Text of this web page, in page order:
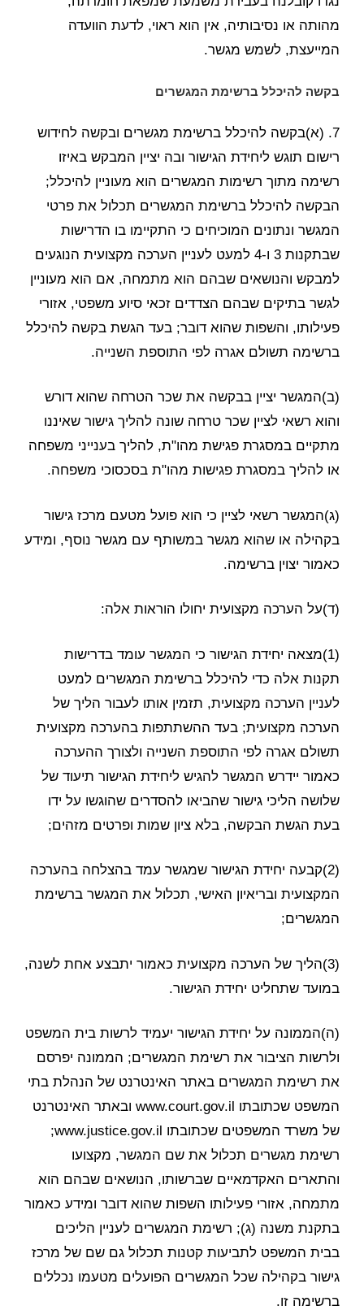
מהותה או נסיבותיה, אין הוא ראוי, לדעת הוועדה
המייעצת, לשמש מגשר.
בקשה להיכלל ברשימת המגשרים
7. (א)בקשה להיכלל ברשימת מגשרים ובקשה לחידוש
רישום תוגש ליחידת הגישור ובה יציין המבקש באיזו
רשימה מתוך רשימות המגשרים הוא מעוניין להיכלל;
הבקשה להיכלל ברשימת המגשרים תכלול את פרטי
המגשר ונתונים המוכיחים כי התקיימו בו הדרישות
שבתקנות 3 ו-4 למעט לעניין הערכה מקצועית הנוגעים
למבקש והנושאים שבהם הוא מתמחה, אם הוא מעוניין
לגשר בתיקים שבהם הצדדים זכאי סיוע משפטי, אזורי
פעילותו, והשפות שהוא דובר; בעד הגשת בקשה להיכלל
ברשימה תשולם אגרה לפי התוספת השנייה.
(ב)המגשר יציין בבקשה את שכר הטרחה שהוא דורש
והוא רשאי לציין שכר טרחה שונה להליך גישור שאיננו
מתקיים במסגרת פגישת מהו"ת, להליך בענייני משפחה
או להליך במסגרת פגישות מהו"ת בסכסוכי משפחה.
(ג)המגשר רשאי לציין כי הוא פועל מטעם מרכז גישור
בקהילה או שהוא מגשר במשותף עם מגשר נוסף, ומידע
כאמור יצוין ברשימה.
(ד)על הערכה מקצועית יחולו הוראות אלה:
(1)מצאה יחידת הגישור כי המגשר עומד בדרישות
תקנות אלה כדי להיכלל ברשימת המגשרים למעט
לעניין הערכה מקצועית, תזמין אותו לעבור הליך של
הערכה מקצועית; בעד ההשתתפות בהערכה מקצועית
תשולם אגרה לפי התוספת השנייה ולצורך ההערכה
כאמור יידרש המגשר להגיש ליחידת הגישור תיעוד של
שלושה הליכי גישור שהביאו להסדרים שהוגשו על ידו
בעת הגשת הבקשה, בלא ציון שמות ופרטים מזהים;
(2)קבעה יחידת הגישור שמגשר עמד בהצלחה בהערכה
המקצועית ובריאיון האישי, תכלול את המגשר ברשימת
המגשרים;
(3)הליך של הערכה מקצועית כאמור יתבצע אחת לשנה,
במועד שתחליט יחידת הגישור.
(ה)הממונה על יחידת הגישור יעמיד לרשות בית המשפט
ולרשות הציבור את רשימת המגשרים; הממונה יפרסם
את רשימת המגשרים באתר האינטרנט של הנהלת בתי
המשפט שכתובתו www.court.gov.il ובאתר האינטרנט
של משרד המשפטים שכתובתו www.justice.gov.il;
רשימת מגשרים תכלול את שם המגשר, מקצועו
והתארים האקדמאיים שברשותו, הנושאים שבהם הוא
מתמחה, אזורי פעילותו השפות שהוא דובר ומידע כאמור
בתקנת משנה (ג); רשימת המגשרים לעניין הליכים
בבית המשפט לתביעות קטנות תכלול גם שם של מרכז
גישור בקהילה שכל המגשרים הפועלים מטעמו נכללים
ברשימה זו.